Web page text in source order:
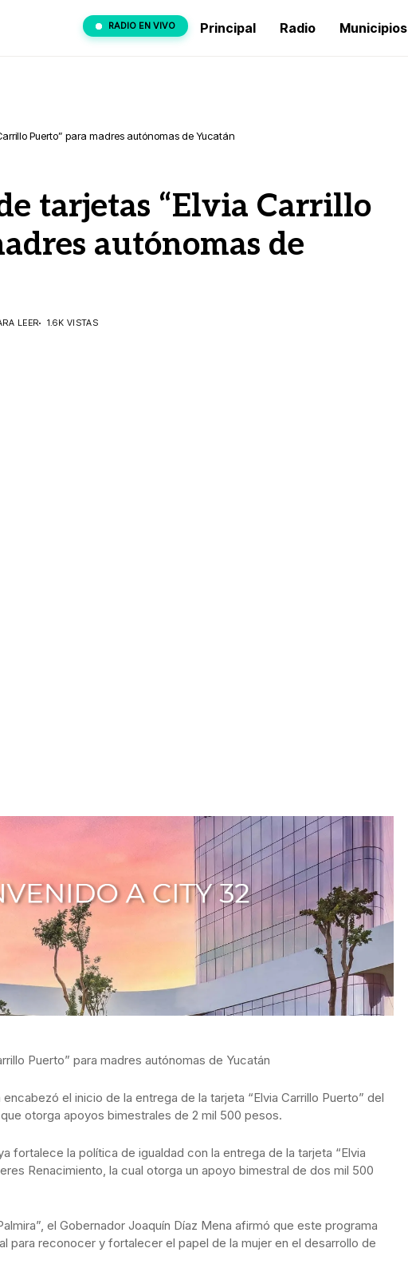
RADIO EN VIVO Principal Radio Municipios
Puerto” para madres autónomas de Yucatán
tarjetas “Elvia Carrillo
autónomas de
LEER 1.6K VISTAS
Puerto” para madres autónomas de Yucatán
el inicio de la entrega de la tarjeta “Elvia Carrillo Puerto” del
otorga apoyos bimestrales de 2 mil 500 pesos.
fortalece la política de igualdad con la entrega de la tarjeta “Elvia
Renacimiento, la cual otorga un apoyo bimestral de dos mil 500
el Gobernador Joaquín Díaz Mena afirmó que este programa
para reconocer y fortalecer el papel de la mujer en el desarrollo de